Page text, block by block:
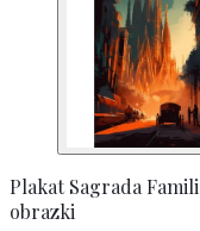
Plakat Sagrada
obrazki